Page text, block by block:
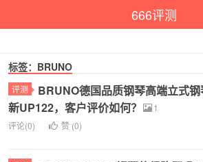
666评测
标签：BRUNO
评测
BRUNO德国品质钢琴高端立式
新UP122，客户评价如何？
1
评论(0)
赞 (0)